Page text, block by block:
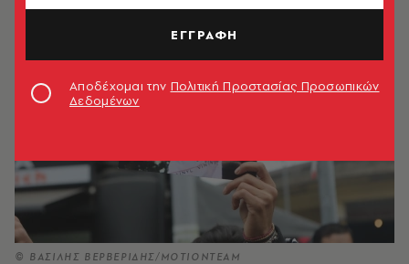
© ΒΑΣΙΛΗΣ ΒΕΡΒΕΡΙΔΗΣ/ΜΟΤΙΟΝΤΕΑΜ
ΕΓΓΡΑΦΗ
Αποδέχομαι την Πολιτική Προστασίας Προσωπικών
Δεδομένων